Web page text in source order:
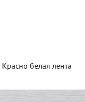
Красно белая лента